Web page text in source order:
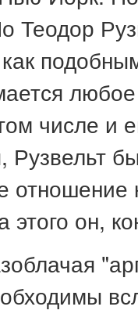
Теодор
числе и
Рузвельт
отношение
он,